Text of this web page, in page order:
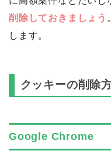
削除しておきましょう
します。
クッキーの削除
Google Chrome